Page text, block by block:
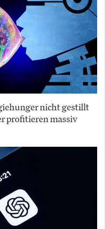
nicht gestillt
profitieren massiv